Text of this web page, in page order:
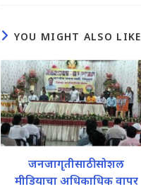
YOU MIGHT ALSO LIKE
जनजागृतीसाठी सोशल
मीडियाचा अधिकाधिक वापर